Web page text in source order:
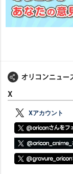
X
Xアカウント